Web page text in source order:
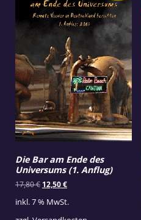
Die Bar am Ende des
Universums (1. Anflug)
17,80€ Ursprünglicher
war:
17,80 €
12,50€Aktueller
ist:
inkl. 7 % MwSt.